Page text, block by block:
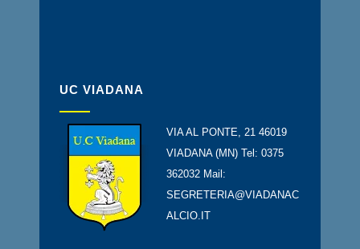
UC VIADANA
VIA AL PONTE, 21 46019
VIADANA (MN) Tel: 0375
362032 Mail:
SEGRETERIA@VIADANAC
ALCIO.IT